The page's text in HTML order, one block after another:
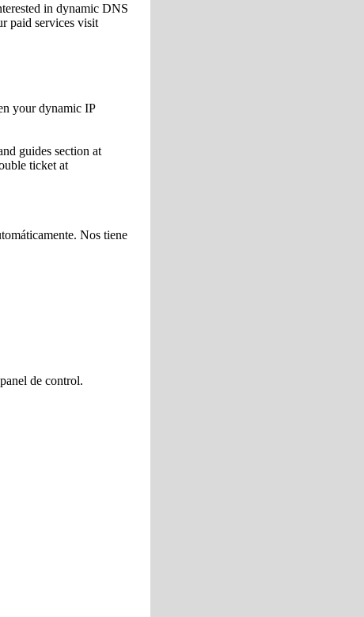
in dynamic DNS
paid services visit
your dynamic IP
guides section at
ticket at
Nos tiene
de control.